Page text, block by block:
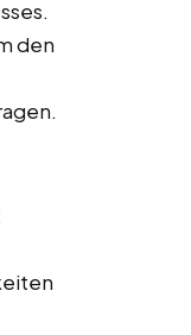
den